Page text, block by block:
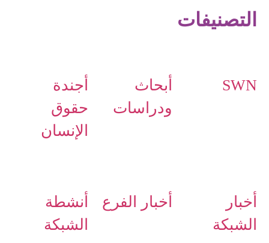
التصنيفات
SWN
أبحاث
ودراسات
أجندة
حقوق
الإنسان
أخبار
الشبكة
أخبار الفرع
أنشطة
الشبكة